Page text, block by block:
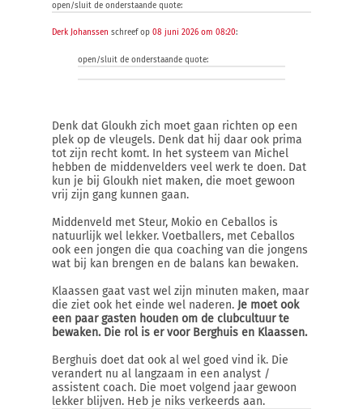
open/sluit de onderstaande quote:
Derk Johanssen schreef op 08 juni 2026 om 08:20:
open/sluit de onderstaande quote:
Denk dat Gloukh zich moet gaan richten op een
plek op de vleugels. Denk dat hij daar ook prima
tot zijn recht komt. In het systeem van Michel
hebben de middenvelders veel werk te doen. Dat
kun je bij Gloukh niet maken, die moet gewoon
vrij zijn gang kunnen gaan.
Middenveld met Steur, Mokio en Ceballos is
natuurlijk wel lekker. Voetballers, met Ceballos
ook een jongen die qua coaching van die jongens
wat bij kan brengen en de balans kan bewaken.
Klaassen gaat vast wel zijn minuten maken, maar
die ziet ook het einde wel naderen. Je moet ook
een paar gasten houden om de clubcultuur te
bewaken. Die rol is er voor Berghuis en Klaassen.
Berghuis doet dat ook al wel goed vind ik. Die
verandert nu al langzaam in een analyst /
assistent coach. Die moet volgend jaar gewoon
lekker blijven. Heb je niks verkeerds aan.